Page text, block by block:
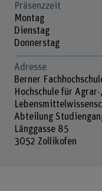
Präsenzzeit
Montag
Dienstag
Donnerstag
Adresse
Berner
Hochschule für
Abteilung
Länggasse 85
3052 Zollikofen